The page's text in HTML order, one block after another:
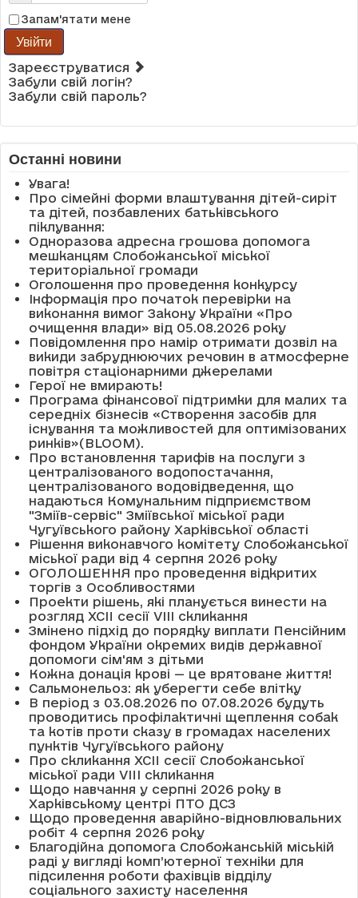
Запам'ятати мене
Увійти
Зареєструватися
Забули свій логін?
Забули свій пароль?
Останні новини
Увага!
Про сімейні форми влаштування дітей-сиріт
та дітей, позбавлених батьківського
піклування:
Одноразова адресна грошова допомога
мешканцям Слобожанської міської
територіальної громади
Оголошення про проведення конкурсу
Інформація про початок перевірки на
виконання вимог Закону України «Про
очищення влади» від 05.08.2026 року
Повідомлення про намір отримати дозвіл на
викиди забруднюючих речовин в атмосферне
повітря стаціонарними джерелами
Герої не вмирають!
Програма фінансової підтримки для малих та
середніх бізнесів «Створення засобів для
існування та можливостей для оптимізованих
ринків»(BLOOM).
Про встановлення тарифів на послуги з
централізованого водопостачання,
централізованого водовідведення, що
надаються Комунальним підприємством
"Зміїв-сервіс" Зміївської міської ради
Чугуївського району Харківської області
Рішення виконавчого комітету Слобожанської
міської ради від 4 серпня 2026 року
ОГОЛОШЕННЯ про проведення відкритих
торгів з Особливостями
Проекти рішень, які планується винести на
розгляд XCII сесії VІІІ скликання
Змінено підхід до порядку виплати Пенсійним
фондом України окремих видів державної
допомоги сім'ям з дітьми
Кожна донація крові — це врятоване життя!
Сальмонельоз: як уберегти себе влітку
В період з 03.08.2026 по 07.08.2026 будуть
проводитись профілактичні щеплення собак
та котів проти сказу в громадах населених
пунктів Чугуївського району
Про скликання XCII сесії Слобожанської
міської ради VIII скликання
Щодо навчання у серпні 2026 року в
Харківському центрі ПТО ДСЗ
Щодо проведення аварійно-відновлювальних
робіт 4 серпня 2026 року
Благодійна допомога Слобожанській міській
раді у вигляді комп’ютерної техніки для
підсилення роботи фахівців відділу
соціального захисту населення